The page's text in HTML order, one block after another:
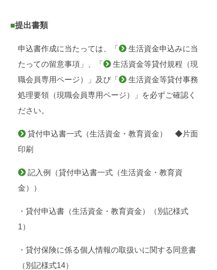
■提出書類
申込書作成に当たっては、「
生活資金申込みに当
たっての留意事項」、「
生活資金等貸付規程（現
職会員専用ページ）
」及び「
生活資金等貸付事務
処理要領（現職会員専用ページ）
」を必ずご確認く
ださい。
貸付申込書一式（生活資金・教育資金）
◆片面
印刷
記入例（貸付申込書一式（生活資金・教育資
金））
・貸付申込書（生活資金・教育資金）（別記様式
1）
・貸付保険に係る個人情報の取扱いに関する同意書
（別記様式14）